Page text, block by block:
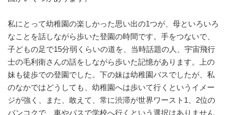
私にとって幼稚園の楽しかった思い出の1つが、母といろいろ
なことを話しながら歩いた登園の時間です。手をつないで、
子どもの足で15分弱くらいの道を、当時話題の人、宇宙飛行
士の毛利衛さんの話をしながら歩いた記憶があります。上の
妹も徒歩での登園でした。下の妹は幼稚園バスでしたが、私
のなかではどうしても、幼稚園へは歩いて行くというイメー
ジが強く、また、敢えて、常に渋滞が世界ワースト1、2位の
バンコクで、車やバスで学校へ行くという選択はありません